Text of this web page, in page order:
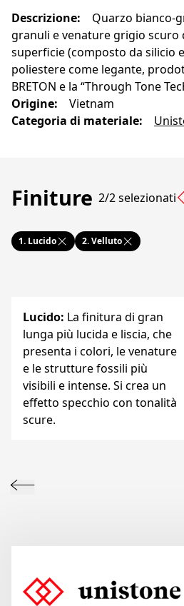
Descrizione:
Quarzo bianco-
granuli e venature grigio scuro
superficie (composto da silicio
poliestere come legante,
BRETON e la “Through Tone
Origine:
Vietnam
Categoria di materiale:
Finiture 2/2 selezionati
1. Lucido 2.Velluto
Lucido: La finitura di gran
lunga più lucida e liscia, che
presenta i colori, le venature
e le strutture fossili più
visibili e intense. Si crea un
effetto specchio con tonalità
scure.